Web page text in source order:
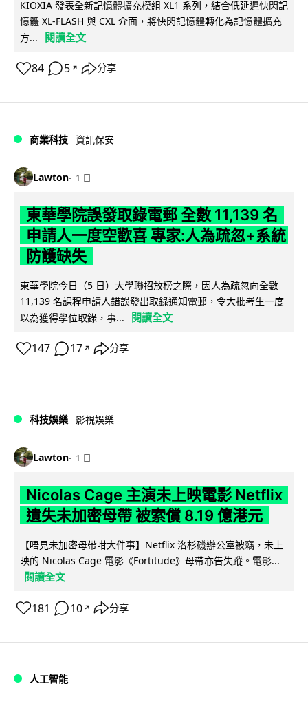
KIOXIA 發表全新記憶體擴充模組 XL1 系列，結合低延遲快閃記
憶體 XL-FLASH 與 CXL 介面，將快閃記憶體轉化為記憶體擴充
方...
閱讀全文
84 5 ↗ 分享
商業科技 資訊保安
Lawton 1 日
東華學院誤發取錄電郵 全數 11,139 名
申請人一度空歡喜 專家:人為疏忽+系統
防護缺失
東華學院今日（5 日）大學聯招放榜之際，因人為疏忽向全數
11,139 名課程申請人錯誤發出取錄通知電郵，令大批考生一度
以為獲得學位取錄，事...
閱讀全文
147 17 ↗ 分享
科技娛樂 影視娛樂
Lawton 1 日
Nicolas Cage 主演未上映電影 Netflix
遺失未加密母帶 被索償 8.19 億港元
【唔見未加密母帶咁大件事】Netflix 洛杉磯辦公室被竊，未上
映的 Nicolas Cage 電影《Fortitude》母帶亦告失蹤。電影...
閱讀全文
181 10 ↗ 分享
人工智能